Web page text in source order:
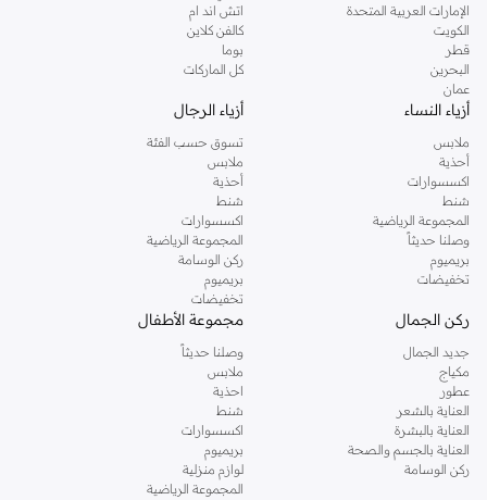
دوروثي بيركنز الشهيرة. تصفحي المجموعة كاملة في متجر دوروثي بيركنز اون لاين او
استخدمي القائمة لتحديد تجربة تسوق دوروثي بيركنز اون لاين. خدمة التوصيل السريعة
والدعم الاستثنائي يضمن لك تجربة تسوق ممتعة دائما مع نمشي.
الإمارات العربية المتحدة
الكويت
قطر
البحرين
عمان
اتش اند ام
كالفن كلاين
بوما
كل الماركات
أزياء النساء
ملابس
أحذية
اكسسوارات
شنط
المجموعة الرياضية
وصلنا حديثاً
بريميوم
تخفيضات
أزياء الرجال
تسوق حسب الفئة
ملابس
أحذية
شنط
اكسسوارات
المجموعة الرياضية
ركن الوسامة
بريميوم
تخفيضات
ركن الجمال
جديد الجمال
مكياج
عطور
العناية بالشعر
العناية بالبشرة
العناية بالجسم والصحة
ركن الوسامة
مجموعة الأطفال
وصلنا حديثاً
ملابس
احذية
شنط
اكسسوارات
بريميوم
لوازم منزلية
المجموعة الرياضية